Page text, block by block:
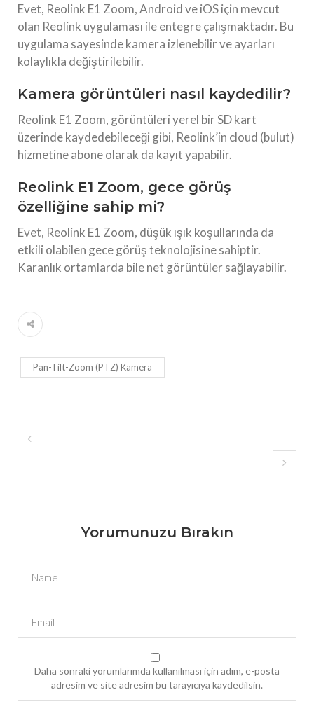
Evet, Reolink E1 Zoom, Android ve iOS için mevcut
olan Reolink uygulaması ile entegre çalışmaktadır. Bu
uygulama sayesinde kamera izlenebilir ve ayarları
kolaylıkla değiştirilebilir.
Kamera görüntüleri nasıl kaydedilir?
Reolink E1 Zoom, görüntüleri yerel bir SD kart
üzerinde kaydedebileceği gibi, Reolink’in cloud (bulut)
hizmetine abone olarak da kayıt yapabilir.
Reolink E1 Zoom, gece görüş
özelliğine sahip mi?
Evet, Reolink E1 Zoom, düşük ışık koşullarında da
etkili olabilen gece görüş teknolojisine sahiptir.
Karanlık ortamlarda bile net görüntüler sağlayabilir.
Pan-Tilt-Zoom (PTZ) Kamera
Yorumunuzu Bırakın
Daha sonraki yorumlarımda kullanılması için adım, e-posta
adresim ve site adresim bu tarayıcıya kaydedilsin.